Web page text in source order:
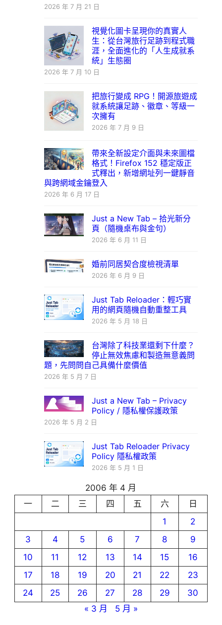
2026 年 7 月 21 日
視覺化圖卡呈現你的真實人
生：從台灣旅行足跡到程式職
涯，全面進化的「人生成就系
統」生態圈
2026 年 7 月 10 日
把旅行變成 RPG！開源旅遊成
就系統讓足跡、徽章、等級一
次擁有
2026 年 7 月 9 日
帶來全新設定介面與未來圖檔
格式！Firefox 152 穩定版正
式釋出，新增網址列一鍵靜音
與跨網域金鑰登入
2026 年 6 月 17 日
Just a New Tab – 拾光新分
頁（隨機桌布與金句）
2026 年 6 月 11 日
婚前同居契合度檢視清單
2026 年 6 月 9 日
Just Tab Reloader：輕巧實
用的網頁隨機自動重整工具
2026 年 5 月 18 日
台灣除了科技業還剩下什麼？
停止無效焦慮和製造無意義問
題，先問問自己具備什麼價值
2026 年 5 月 7 日
Just a New Tab – Privacy
Policy / 隱私權保護政策
2026 年 5 月 2 日
Just Tab Reloader Privacy
Policy 隱私權政策
2026 年 5 月 1 日
2006 年 4 月
一
二 三 四 五 六
日
1
2
3
4 5 6 7 8
9
10
11 12 13 14 15
16
17
18 19 20 21 22
23
24
25 26 27 28 29
30
« 3 月
5 月 »